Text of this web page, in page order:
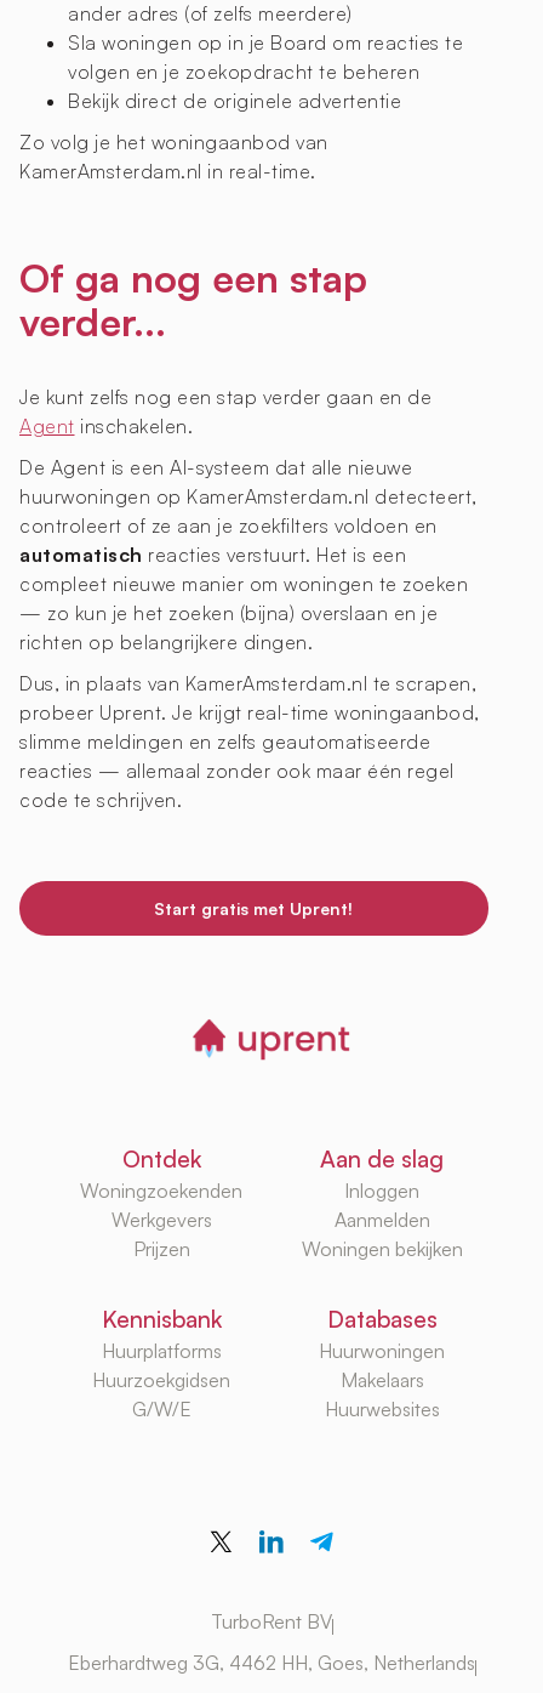
ander adres (of zelfs meerdere)
Sla woningen op in je Board om reacties te
volgen en je zoekopdracht te beheren
Bekijk direct de originele advertentie
Zo volg je het woningaanbod van
KamerAmsterdam.nl in real-time.
Of ga nog een stap
verder...
Je kunt zelfs nog een stap verder gaan en de
Agent inschakelen.
De Agent is een AI-systeem dat alle nieuwe
huurwoningen op KamerAmsterdam.nl detecteert,
controleert of ze aan je zoekfilters voldoen en
automatisch reacties verstuurt. Het is een
compleet nieuwe manier om woningen te zoeken
— zo kun je het zoeken (bijna) overslaan en je
richten op belangrijkere dingen.
Dus, in plaats van KamerAmsterdam.nl te scrapen,
probeer Uprent. Je krijgt real-time woningaanbod,
slimme meldingen en zelfs geautomatiseerde
reacties — allemaal zonder ook maar één regel
code te schrijven.
Start gratis met Uprent!
Ontdek
Woningzoekenden
Werkgevers
Prijzen
Aan de slag
Inloggen
Aanmelden
Woningen bekijken
Kennisbank
Huurplatforms
Huurzoekgidsen
G/W/E
Databases
Huurwoningen
Makelaars
Huurwebsites
TurboRent BV
Eberhardtweg 3G, 4462 HH, Goes, Netherlands